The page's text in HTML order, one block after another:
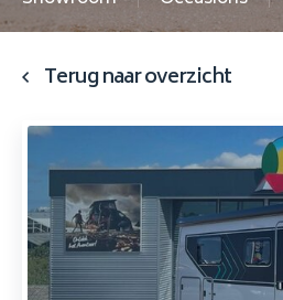
Terug naar overzicht